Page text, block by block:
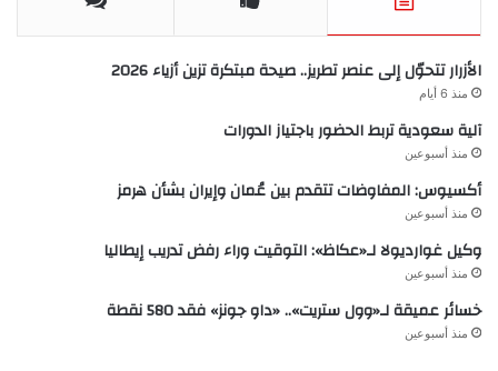
الأزرار تتحوّل إلى عنصر تطريز.. صيحة مبتكرة تزين أزياء 2026
منذ 6 أيام
آلية سعودية تربط الحضور باجتياز الدورات
منذ أسبوعين
أكسيوس: المفاوضات تتقدم بين عُمان وإيران بشأن هرمز
منذ أسبوعين
وكيل غوارديولا لـ«عكاظ»: التوقيت وراء رفض تدريب إيطاليا
منذ أسبوعين
خسائر عميقة لـ«وول ستريت».. «داو جونز» فقد 580 نقطة
منذ أسبوعين